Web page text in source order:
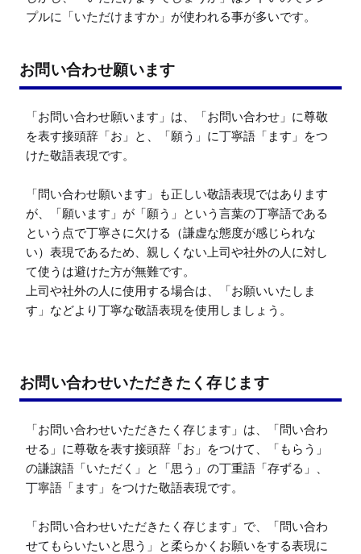
プルに「いただけますか」が使われる事が多いです。
お問い合わせ願います
「お問い合わせ願います」は、「お問い合わせ」に尊敬
を表す接頭辞「お」と、「願う」に丁寧語「ます」をつ
けた敬語表現です。
「問い合わせ願います」も正しい敬語表現ではあります
が、「願います」が「願う」という言葉の丁寧語である
という点で丁寧さに欠ける（謙虚な態度が感じられな
い）表現であるため、親しくない上司や社外の人に対し
て使うは避けた方が無難です。
上司や社外の人に使用する場合は、「お願いいたしま
す」などより丁寧な敬語表現を使用しましょう。
お問い合わせいただきたく存じます
「お問い合わせいただきたく存じます」は、「問い合わ
せる」に尊敬を表す接頭辞「お」をつけて、「もらう」
の謙譲語「いただく」と「思う」の丁重語「存ずる」、
丁寧語「ます」をつけた敬語表現です。
「お問い合わせいただきたく存じます」で、「問い合わ
せてもらいたいと思う」と柔らかくお願いをする表現に